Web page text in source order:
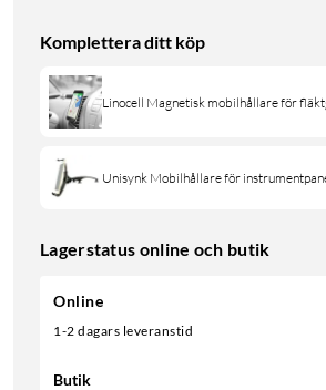
Komplettera ditt köp
Linocell Magnetisk mobilhållare för
Unisynk Mobilhållare för
Lagerstatus online och butik
Online
1-2 dagars leveranstid
Butik